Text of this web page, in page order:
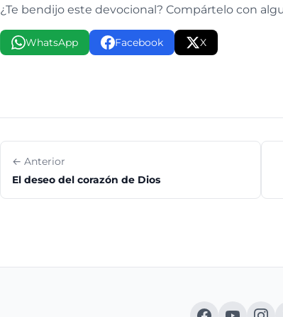
¿Te bendijo este devocional? Compártelo con
WhatsApp Facebook X
← Anterior
El deseo del corazón de Dios